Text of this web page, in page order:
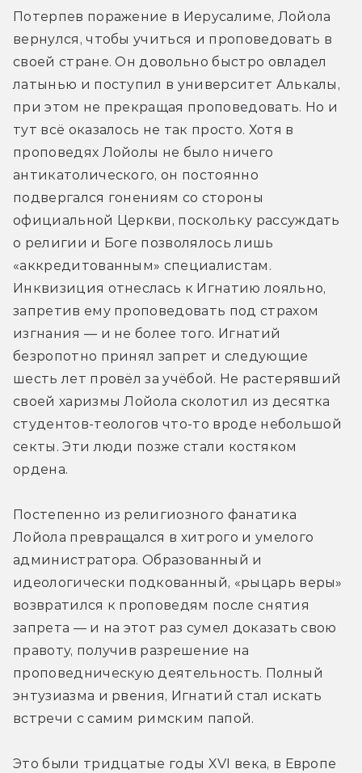
Потерпев поражение в Иерусалиме, Лойола
вернулся, чтобы учиться и проповедовать в
своей стране. Он довольно быстро овладел
латынью и поступил в университет Алькалы,
при этом не прекращая проповедовать. Но и
тут всё оказалось не так просто. Хотя в
проповедях Лойолы не было ничего
антикатолического, он постоянно
подвергался гонениям со стороны
официальной Церкви, поскольку рассуждать
о религии и Боге позволялось лишь
«аккредитованным» специалистам.
Инквизиция отнеслась к Игнатию лояльно,
запретив ему проповедовать под страхом
изгнания — и не более того. Игнатий
безропотно принял запрет и следующие
шесть лет провёл за учёбой. Не растерявший
своей харизмы Лойола сколотил из десятка
студентов-теологов что-то вроде небольшой
секты. Эти люди позже стали костяком
ордена.
Постепенно из религиозного фанатика
Лойола превращался в хитрого и умелого
администратора. Образованный и
идеологически подкованный, «рыцарь веры»
возвратился к проповедям после снятия
запрета — и на этот раз сумел доказать свою
правоту, получив разрешение на
проповедническую деятельность. Полный
энтузиазма и рвения, Игнатий стал искать
встречи с самим римским папой.
Это были тридцатые годы XVI века, в Европе